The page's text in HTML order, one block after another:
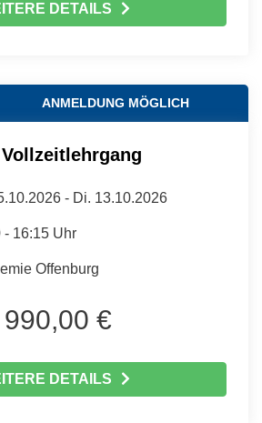
DETAILS
ANMELDUNG MÖGLICH
- Di. 13.10.2026
- 16:15 Uhr
Offenburg
990,00 €
DETAILS